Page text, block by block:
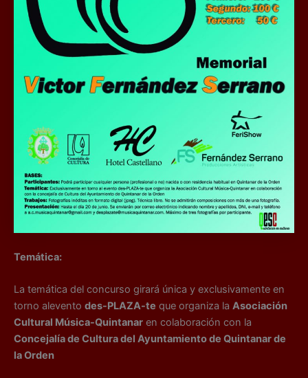
Temática:
La temática del concurso girará única y exclusivamente en
torno alevento des-PLAZA-te que organiza la Asociación
Cultural Música-Quintanar en colaboración con la
Concejalía de Cultura del Ayuntamiento de Quintanar de
la Orden